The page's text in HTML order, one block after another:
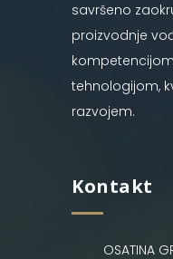
savršeno
proizvodnje
tehnologijom,
razvojem.
Kontakt
OSATINA